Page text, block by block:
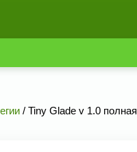
/ Tiny Glade v 1.0